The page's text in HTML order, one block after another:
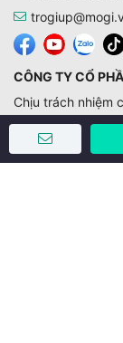
CÔNG TY CỔ
Chịu trách nhiệm
Giấy phép số:
11/10/2019